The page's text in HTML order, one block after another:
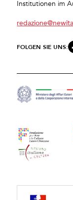
Institutionen im
FOLGEN SIE UNS: